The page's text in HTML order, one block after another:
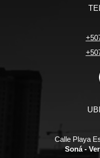
Calle Playa
Soná -